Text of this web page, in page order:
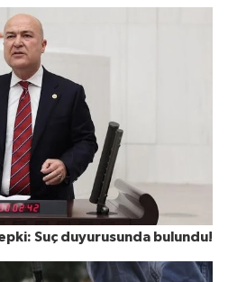
Suç duyurusunda bulundu!